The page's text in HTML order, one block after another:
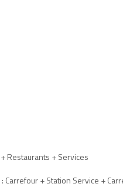
Restaurants + Services
Carrefour + Station Service +